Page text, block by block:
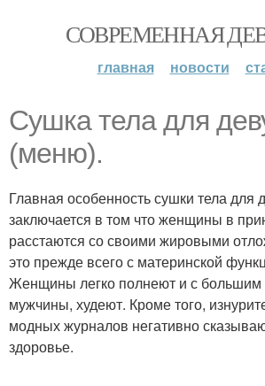
СОВРЕМЕННАЯ
главная новости
Сушка тела для
(меню).
Главная особенность сушки тела для
заключается в том что женщины в
расстаются со своими жировыми
это прежде всего с материнской
Женщины легко полнеют и с большим
мужчины, худеют. Кроме того,
модных журналов негативно
здоровье.